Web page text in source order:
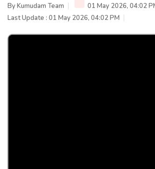
ByKumudam Team
01 May 2026, 04:02
Last Update : 01 May 2026, 04:02 PM